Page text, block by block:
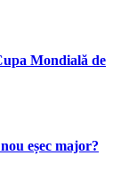
Mondială de
eșec major?